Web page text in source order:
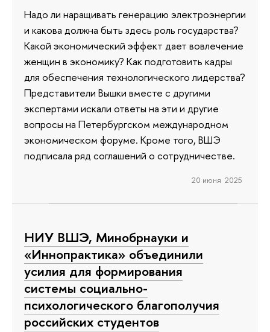
Надо ли наращивать генерацию электроэнергии
и какова должна быть здесь роль государства?
Какой экономический эффект дает вовлечение
женщин в экономику? Как подготовить кадры
для обеспечения технологического лидерства?
Представители Вышки вместе с другими
экспертами искали ответы на эти и другие
вопросы на Петербургском международном
экономическом форуме. Кроме того, ВШЭ
подписала ряд соглашений о сотрудничестве.
20 июня 2025
НИУ ВШЭ, Минобрнауки и
«Иннопрактика» объединили
усилия для формирования
системы социально-
психологического благополучия
российских студентов